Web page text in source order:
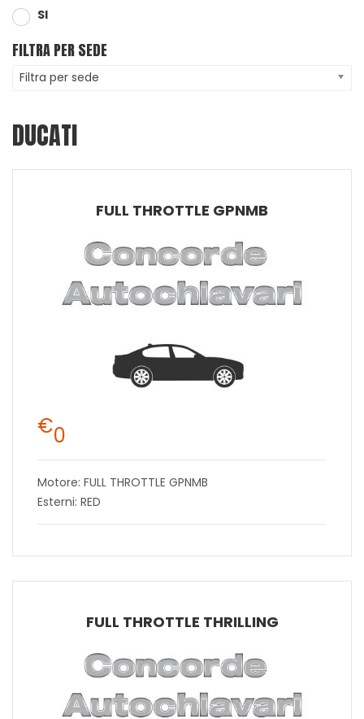
SI
FILTRA PER SEDE
Filtra per sede
DUCATI
FULL THROTTLE GPNMB
€0
Motore: FULL THROTTLE GPNMB
Esterni: RED
FULL THROTTLE THRILLING